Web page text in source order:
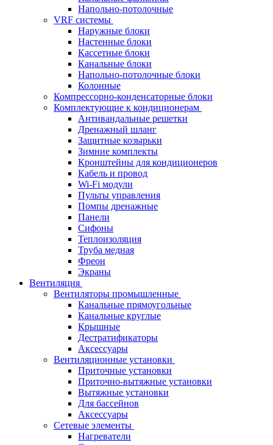
Напольно-потолочные
VRF системы
Наружные блоки
Настенные блоки
Кассетные блоки
Канальные блоки
Напольно-потолочные блоки
Колонные
Компрессорно-конденсаторные блоки
Комплектующие к кондиционерам
Антивандальные решетки
Дренажный шланг
Защитные козырьки
Зимние комплекты
Кронштейны для кондиционеров
Кабель и провод
Wi-Fi модули
Пульты управления
Помпы дренажные
Панели
Сифоны
Теплоизоляция
Труба медная
Фреон
Экраны
Вентиляция
Вентиляторы промышленные
Канальные прямоугольные
Канальные круглые
Крышные
Дестратификаторы
Аксессуары
Вентиляционные установки
Приточные установки
Приточно-вытяжные установки
Вытяжные установки
Для бассейнов
Аксессуары
Сетевые элементы
Нагреватели